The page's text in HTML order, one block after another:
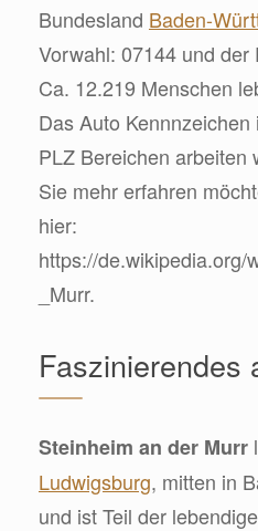
Bundesland Baden-
Vorwahl: 07144 und der
Ca. 12.219 Menschen
Das Auto
PLZ Bereichen arbeiten
Sie mehr erfahren
hier:
https://de.wikipedia.org/
_Murr.
Faszinierendes
Steinheim an der Murr
Ludwigsburg, mitten in
und ist Teil der